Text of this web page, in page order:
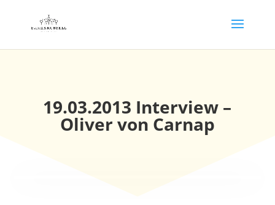
19.03.2013 Interview –
Oliver von Carnap